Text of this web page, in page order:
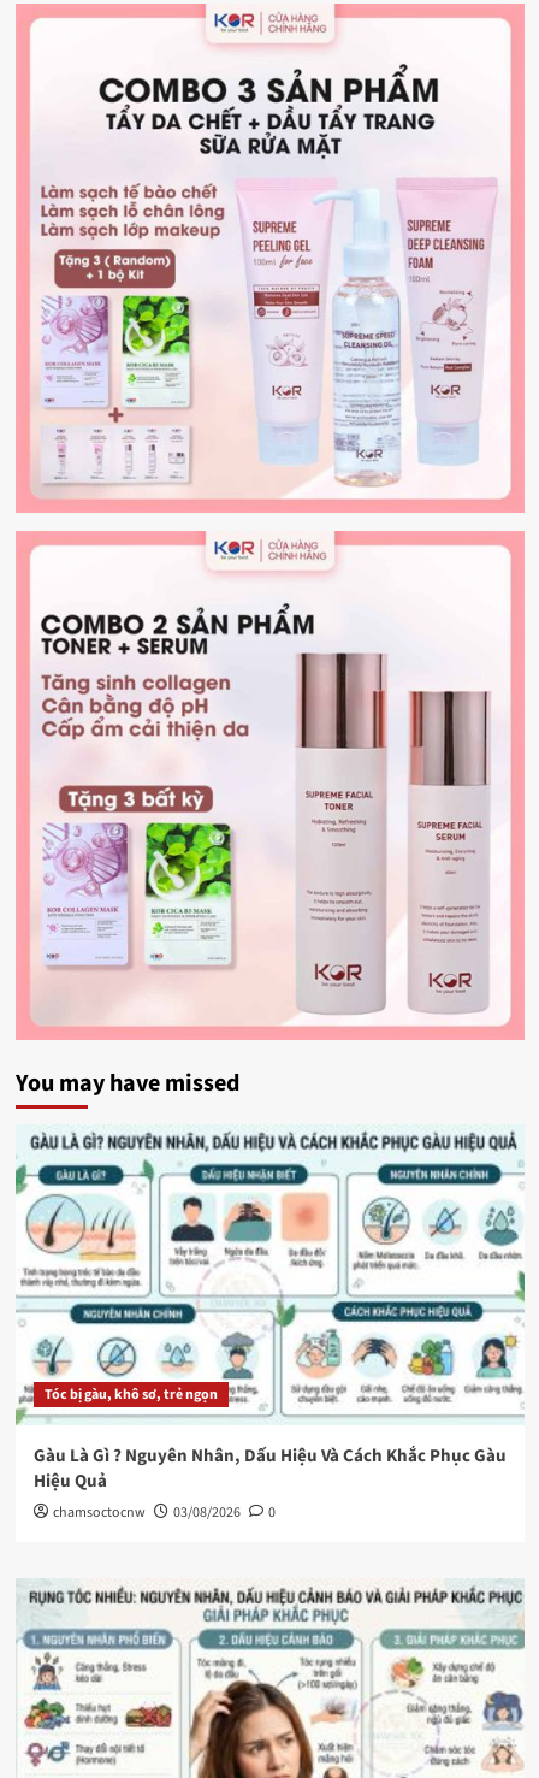
You may have missed
Tóc bị gàu, khô sơ, trẻ ngọn
Gàu Là Gì ? Nguyên Nhân, Dấu Hiệu Và Cách Khắc Phục Gàu
Hiệu Quả
chamsoctocnw 03/08/2026 0